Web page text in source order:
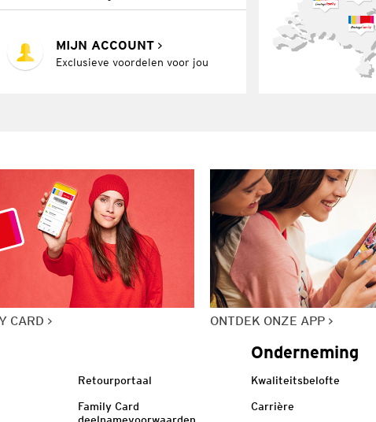
MIJN ACCOUNT
Exclusieve voordelen voor jou
CARD ONTDEK ONZE APP
Retourportaal
Family Card
Onderneming
Kwaliteitsbelofte
Carrière